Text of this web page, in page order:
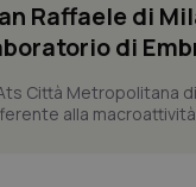
Raffaele di
di
Ats Città Metropolitana
alla
tracking-sites-
tracking-enable